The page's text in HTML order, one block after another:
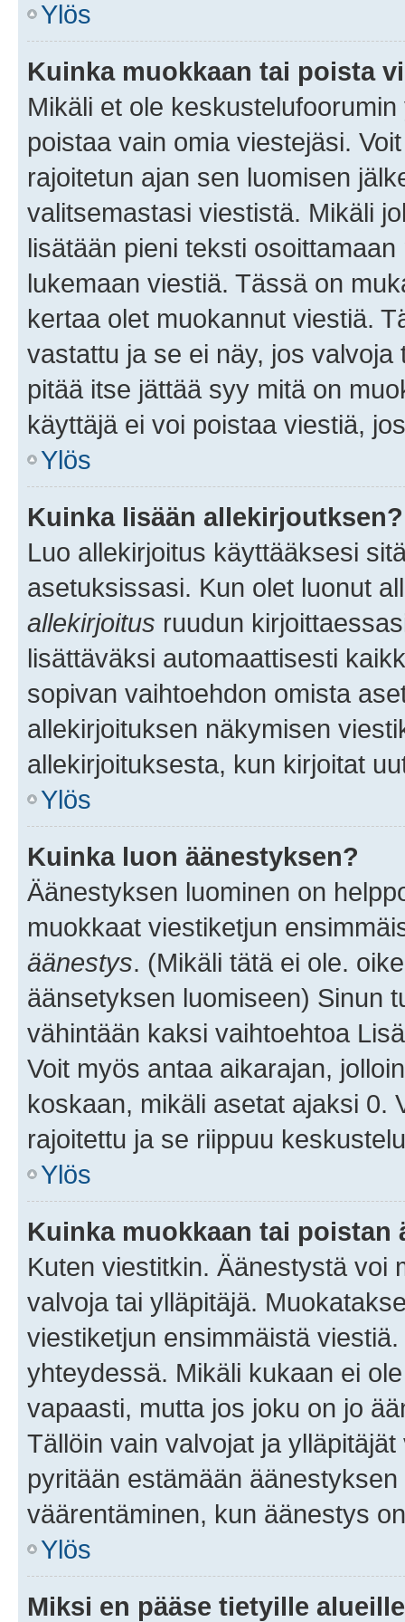
Ylös
Kuinka muokkaan tai poista
Mikäli et ole
poistaa vain omia viestejäsi.
rajoitetun ajan sen luomisen
valitsemastasi viestistä. Mikäli
lisätään pieni teksti
lukemaan viestiä. Tässä on
kertaa olet muokannut viestiä.
vastattu ja se ei näy, jos
pitää itse jättää syy mitä on
käyttäjä ei voi poistaa viestiä,
Ylös
Kuinka lisään allekirjoutksen?
Luo allekirjoitus käyttääksesi
asetuksissasi. Kun olet luonut
allekirjoitus ruudun
lisättäväksi automaattisesti
sopivan vaihtoehdon omista
allekirjoituksen näkymisen
allekirjoituksesta, kun kirjoitat
Ylös
Kuinka luon äänestyksen?
Äänestyksen luominen on
muokkaat viestiketjun
äänestys. (Mikäli tätä ei ole.
äänsetyksen luomiseen) Sinun
vähintään kaksi vaihtoehtoa
Voit myös antaa aikarajan,
koskaan, mikäli asetat ajaksi 0.
rajoitettu ja se riippuu
Ylös
Kuinka muokkaan tai poistan
Kuten viestitkin. Äänestystä voi
valvoja tai ylläpitäjä.
viestiketjun ensimmäistä
yhteydessä. Mikäli kukaan ei
vapaasti, mutta jos joku on jo
Tällöin vain valvojat ja
pyritään estämään
väärentäminen, kun äänestys
Ylös
Miksi en pääse tietyille